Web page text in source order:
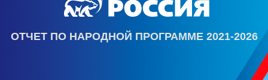
ОТЧЕТ ПО НАРОДНОЙ ПРОГРАММЕ 2021-2026